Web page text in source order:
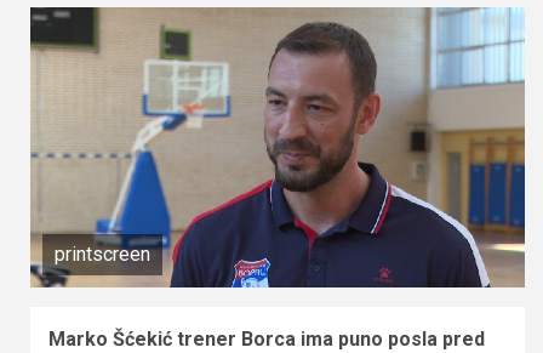
printscreen
Marko Šćekić trener Borca ima puno posla pred